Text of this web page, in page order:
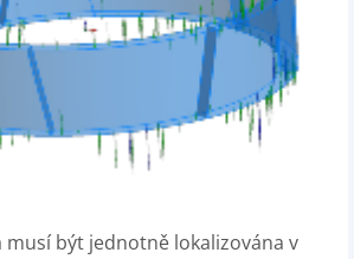
musí být jednotně lokalizována v